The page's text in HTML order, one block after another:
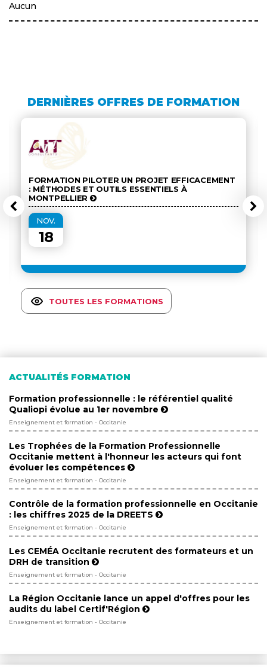
Aucun
DERNIÈRES OFFRES DE FORMATION
FORMATION PILOTER UN PROJET EFFICACEMENT
: MÉTHODES ET OUTILS ESSENTIELS À
MONTPELLIER
NOV.
18
TOUTES LES FORMATIONS
ACTUALITÉS FORMATION
Formation professionnelle : le référentiel qualité
Qualiopi évolue au 1er novembre
Enseignement et formation - Occitanie
Les Trophées de la Formation Professionnelle
Occitanie mettent à l'honneur les acteurs qui font
évoluer les compétences
Enseignement et formation - Occitanie
Contrôle de la formation professionnelle en Occitanie
: les chiffres 2025 de la DREETS
Enseignement et formation - Occitanie
Les CEMÉA Occitanie recrutent des formateurs et un
DRH de transition
Enseignement et formation - Occitanie
La Région Occitanie lance un appel d'offres pour les
audits du label Certif'Région
Enseignement et formation - Occitanie